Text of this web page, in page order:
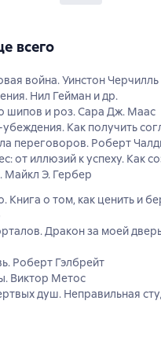
всего
война. Уинстон Черчилль
Нил Гейман и др.
шипов и роз. Сара Дж. Маас
Как получить
переговоров. Роберт
от иллюзий к успеху. Как
Майкл Э. Гербер
Книга о том, как ценить и
Дракон за моей
Роберт Гэлбрейт
Виктор Метос
душ. Неправильная